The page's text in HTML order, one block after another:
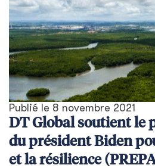
Publié le 8 novembre 2021
DT Global soutient le
du président Biden
et la résilience